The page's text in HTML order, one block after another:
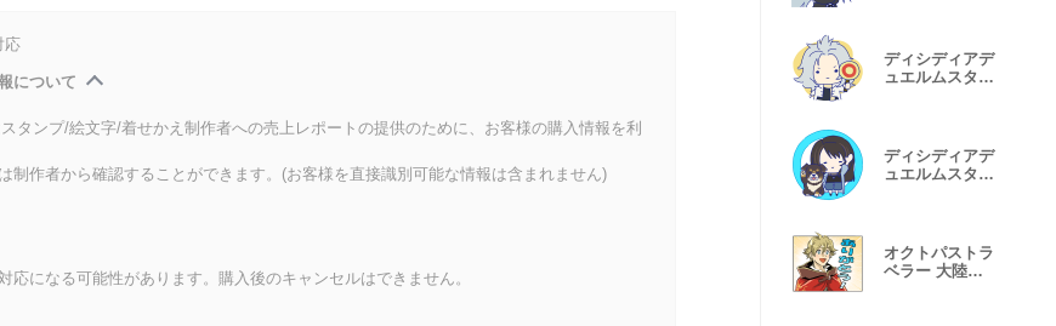
応
について
タンプ/絵文字/着せかえ制作者への売上レポートの提供のために、お客様の購入情報を利
制作者から確認することができます。(お客様を直接識別可能な情報は含まれません)
応になる可能性があります。購入後のキャンセルはできません。
ディシディアデ
ュエルムスタン
ディシディアデ
ュエルムスタン
オクトパストラ
ベラー 大陸の